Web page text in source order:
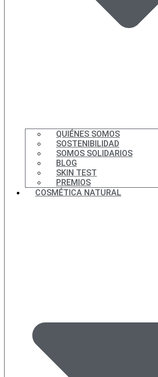
QUIÉNES SOMOS
SOSTENIBILIDAD
SOMOS SOLIDARIOS
BLOG
SKIN TEST
PREMIOS
COSMÉTICA NATURAL